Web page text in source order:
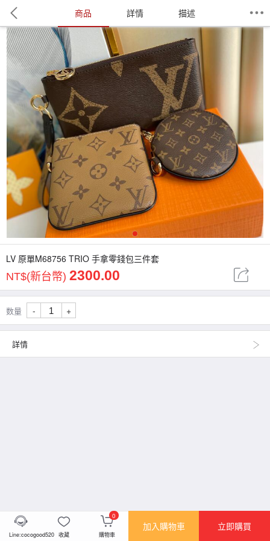
商品 詳情 描述
1
LV 原單M68756 TRIO 手拿零錢包三件套
NT$(新台幣) 2300.00
数量 - +
詳情
Line:cocogood520 收藏
0
購物車
加入購物車 立即購買